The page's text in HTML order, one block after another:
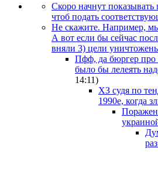
Скоро начнут
чтоб подать
Не скажите. Например, мы
А вот если бы сейчас
вняли 3) цели
Пфф, да бюргер про
было бы лелеять
14:11)
ХЗ судя по
1990е, когда